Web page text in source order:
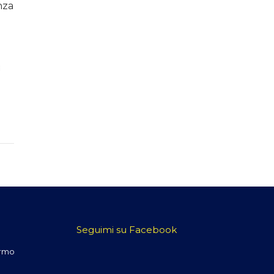
Seguimi su Facebook